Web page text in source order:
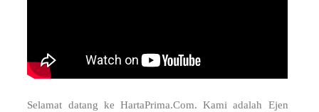
Selamat datang ke HartaPrima.Com. Kami adalah Ejen